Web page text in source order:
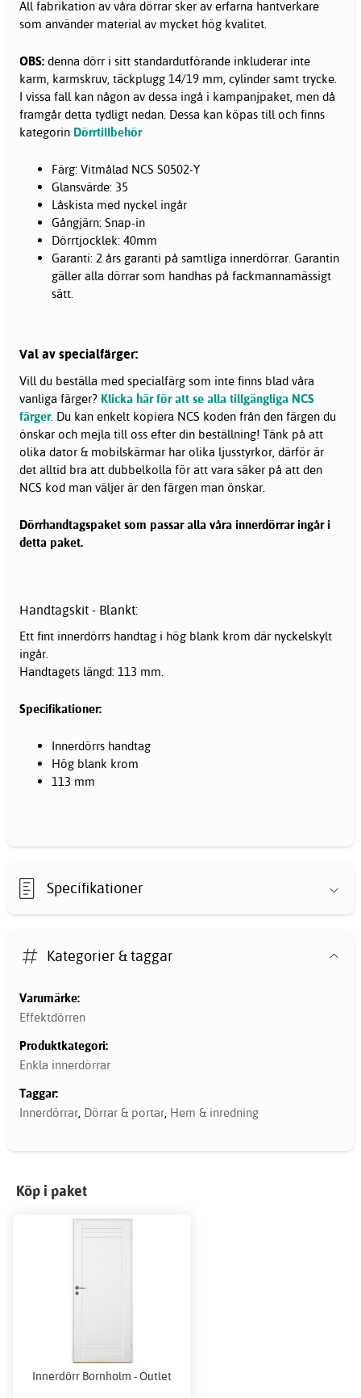
All fabrikation av våra dörrar sker av erfarna hantverkare
som använder material av mycket hög kvalitet.
OBS: denna dörr i sitt standardutförande inkluderar inte
karm, karmskruv, täckplugg 14/19 mm, cylinder samt trycke.
I vissa fall kan någon av dessa ingå i kampanjpaket, men då
framgår detta tydligt nedan. Dessa kan köpas till och finns
kategorin Dörrtillbehör
Färg: Vitmålad NCS S0502-Y
Glansvärde: 35
Låskista med nyckel ingår
Gångjärn: Snap-in
Dörrtjocklek: 40mm
Garanti: 2 års garanti på samtliga innerdörrar. Garantin
gäller alla dörrar som handhas på fackmannamässigt
sätt.
Val av specialfärger:
Vill du beställa med specialfärg som inte finns blad våra
vanliga färger? Klicka här för att se alla tillgängliga NCS
färger. Du kan enkelt kopiera NCS koden från den färgen du
önskar och mejla till oss efter din beställning! Tänk på att
olika dator & mobilskärmar har olika ljusstyrkor, därför är
det alltid bra att dubbelkolla för att vara säker på att den
NCS kod man väljer är den färgen man önskar.
Dörrhandtagspaket som passar alla våra innerdörrar ingår i
detta paket.
Handtagskit - Blankt:
Ett fint innerdörrs handtag i hög blank krom där nyckelskylt
ingår.
Handtagets längd: 113 mm.
Specifikationer:
Innerdörrs handtag
Hög blank krom
113 mm
Specifikationer
Kategorier & taggar
Varumärke:
Effektdörren
Produktkategori:
Enkla innerdörrar
Taggar:
Innerdörrar Dörrar & portar Hem & inredning
Köp i paket
Innerdörr Bornholm - Outlet